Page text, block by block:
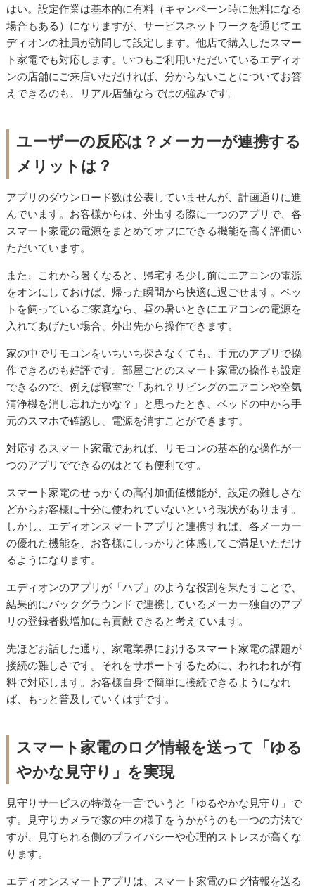
はい。設定作業は基本的に有料（キャンペーン時に無料になる
場合もある）になりますが、サービスネットワークを通じてエ
ディオンの社員が訪問して設定します。他店で購入したスマー
ト家電でも対応します。いつもご利用いただいているエディオ
ンの店舗にご来店いただければ、分からないことについてお答
えできるのも、リアル店舗ならではの強みです。
ユーザーの反応は？メーカーが連携する
メリットは？
アプリのダウンロード数は公表していませんが、計画通りに進
んでいます。お客様からは、外出する際に一つのアプリで、各
スマート家電の電源をまとめてオフにできる機能を高く評価い
ただいています。
また、これから暑くなると、帰宅する少し前にエアコンの電源
をオンにしておけば、帰った瞬間から快適に過ごせます。ペッ
トを飼っているご家庭なら、昼の暑いときにエアコンの電源を
入れてあげたい場合、外出先から操作できます。
家の中でリモコンをいちいち探さなくても、手元のアプリで操
作できるのも好評です。部屋ごとのスマート家電の操作も設定
できるので、例えば寝室で「あれ？リビングのエアコンや空気
清浄機を消し忘れたかな？」と思ったとき、ベッドの中から手
元のスマホで確認し、電源を消すことができます。
対応するスマート家電であれば、リモコンの基本的な操作が一
つのアプリでできるのはとても便利です。
スマート家電のせっかくの高付加価値機能が、設定の難しさな
どからお客様に十分に使われていないという現状があります。
しかし、エディオンスマートアプリと連携すれば、各メーカー
の優れた機能を、お客様にしっかりと体感してご満足いただけ
るようになります。
エディオンのアプリが「ハブ」のような役割を果たすことで、
結果的にバックグラウンドで連携しているメーカー独自のアプ
リの登録者数増加にも貢献できると考えています。
先ほどお話した通り、家電業界におけるスマート家電の課題が
接続の難しさです。それをサポートするために、われわれが有
料で対応します。お客様自身で簡単に接続できるようになれ
ば、もっと普及していくはずです。
スマート家電のログ情報を送って「ゆる
やかな見守り」を実現
見守りサービスの特徴を一言でいうと「ゆるやかな見守り」で
す。見守りカメラで家の中の様子をうかがうのも一つの方法で
すが、見守られる側のプライバシーや心理的ストレスが高くな
ります。
エディオンスマートアプリは、スマート家電のログ情報を送る